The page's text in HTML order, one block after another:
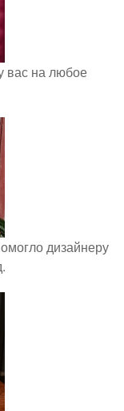
вас на любое
дизайнеру